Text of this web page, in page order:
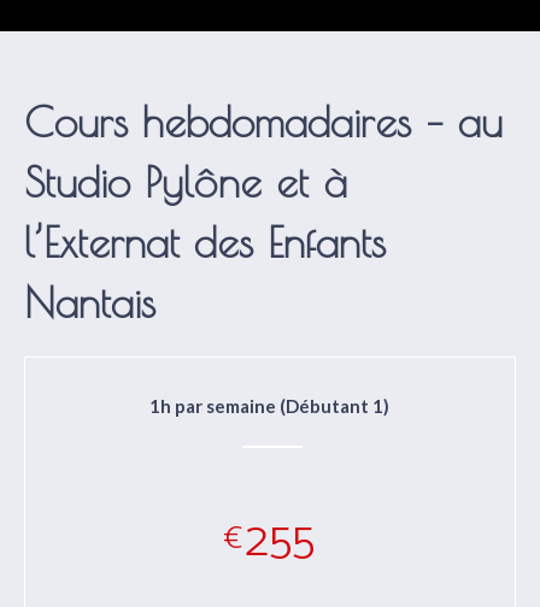
Cours hebdomadaires – au
Studio Pylône et à
l’Externat des Enfants
Nantais
1h par semaine (Débutant 1)
€255